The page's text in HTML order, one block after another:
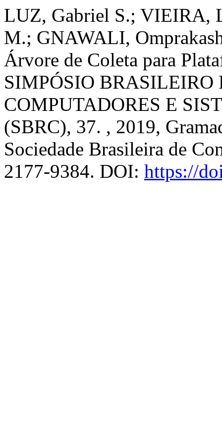
LUZ, Gabriel S.; VIEIRA,
M.; GNAWALI,
Árvore de Coleta para
SIMPÓSIO BRASILEIRO
COMPUTADORES E
(SBRC), 37. , 2019,
Sociedade Brasileira de
2177-9384. DOI: https://